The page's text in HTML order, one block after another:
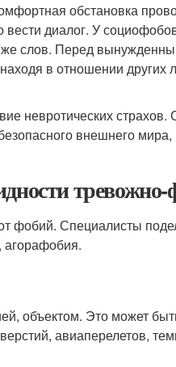
обстановка
диалог. У
слов. Перед
в отношении
невротических страхов.
внешнего
тревожно-
фобий. Специалисты
объектом. Это может
авиаперелетов,